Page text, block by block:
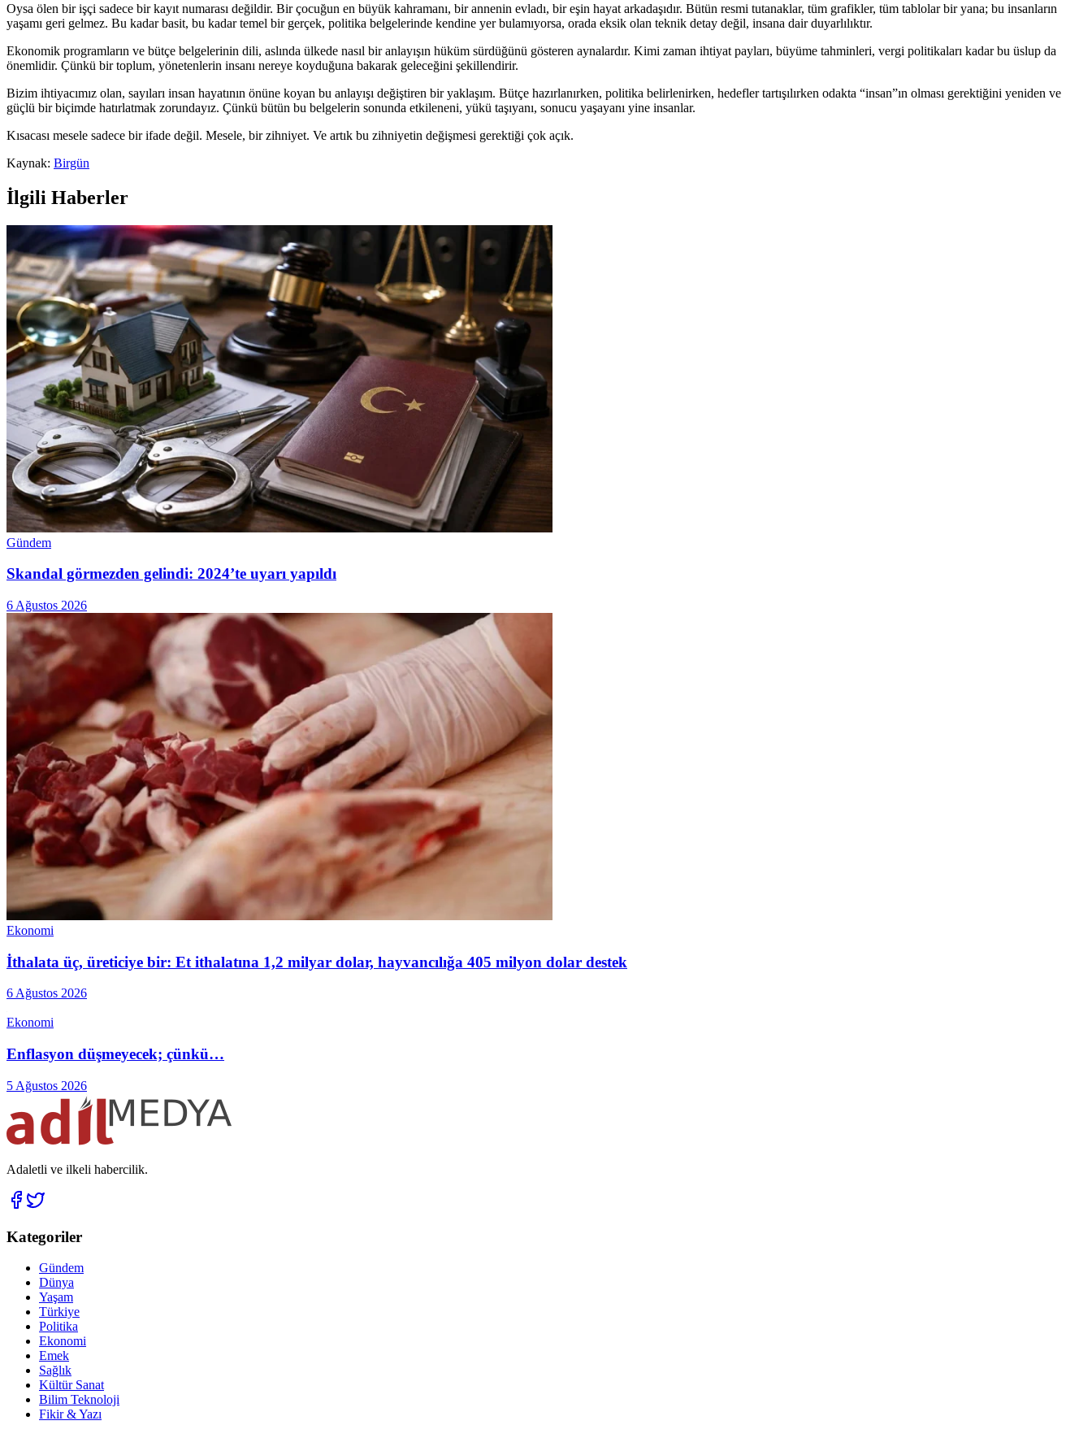
Oysa ölen bir işçi sadece bir kayıt numarası değildir. Bir çocuğun en büyük kahramanı, bir annenin evladı, bir eşin hayat arkadaşıdır. Bütün resmi tutanaklar, tüm grafikler, tüm tablolar bir yana; bu insanların
yaşamı geri gelmez. Bu kadar basit, bu kadar temel bir gerçek, politika belgelerinde kendine yer bulamıyorsa, orada eksik olan teknik detay değil, insana dair duyarlılıktır.
Ekonomik programların ve bütçe belgelerinin dili, aslında ülkede nasıl bir anlayışın hüküm sürdüğünü gösteren aynalardır. Kimi zaman ihtiyat payları, büyüme tahminleri, vergi politikaları kadar bu üslup da
önemlidir. Çünkü bir toplum, yönetenlerin insanı nereye koyduğuna bakarak geleceğini şekillendirir.
Bizim ihtiyacımız olan, sayıları insan hayatının önüne koyan bu anlayışı değiştiren bir yaklaşım. Bütçe hazırlanırken, politika belirlenirken, hedefler tartışılırken odakta “insan”ın olması gerektiğini yeniden ve
güçlü bir biçimde hatırlatmak zorundayız. Çünkü bütün bu belgelerin sonunda etkileneni, yükü taşıyanı, sonucu yaşayanı yine insanlar.
Kısacası mesele sadece bir ifade değil. Mesele, bir zihniyet. Ve artık bu zihniyetin değişmesi gerektiği çok açık.
Kaynak: Birgün
İlgili Haberler
Gündem
Skandal görmezden gelindi: 2024’te uyarı yapıldı
6 Ağustos 2026
Ekonomi
İthalata üç, üreticiye bir: Et ithalatına 1,2 milyar dolar, hayvancılığa 405 milyon dolar destek
6 Ağustos 2026
Ekonomi
Enflasyon düşmeyecek; çünkü…
5 Ağustos 2026
Adaletli ve ilkeli habercilik.
Kategoriler
Gündem
Dünya
Yaşam
Türkiye
Politika
Ekonomi
Emek
Sağlık
Kültür Sanat
Bilim Teknoloji
Fikir & Yazı